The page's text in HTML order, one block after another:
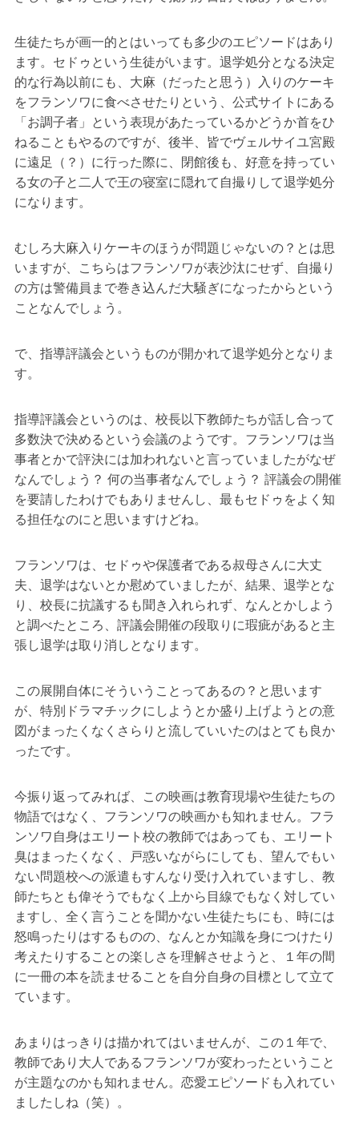
生徒たちが画一的とはいっても多少のエピソードはあり
ます。セドゥという生徒がいます。退学処分となる決定
的な行為以前にも、大麻（だったと思う）入りのケーキ
をフランソワに食べさせたりという、公式サイトにある
「お調子者」という表現があたっているかどうか首をひ
ねることもやるのですが、後半、皆でヴェルサイユ宮殿
に遠足（？）に行った際に、閉館後も、好意を持ってい
る女の子と二人で王の寝室に隠れて自撮りして退学処分
になります。
むしろ大麻入りケーキのほうが問題じゃないの？とは思
いますが、こちらはフランソワが表沙汰にせず、自撮り
の方は警備員まで巻き込んだ大騒ぎになったからという
ことなんでしょう。
で、指導評議会というものが開かれて退学処分となりま
す。
指導評議会というのは、校長以下教師たちが話し合って
多数決で決めるという会議のようです。フランソワは当
事者とかで評決には加われないと言っていましたがなぜ
なんでしょう？ 何の当事者なんでしょう？ 評議会の開催
を要請したわけでもありませんし、最もセドゥをよく知
る担任なのにと思いますけどね。
フランソワは、セドゥや保護者である叔母さんに大丈
夫、退学はないとか慰めていましたが、結果、退学とな
り、校長に抗議するも聞き入れられず、なんとかしよう
と調べたところ、評議会開催の段取りに瑕疵があると主
張し退学は取り消しとなります。
この展開自体にそういうことってあるの？と思います
が、特別ドラマチックにしようとか盛り上げようとの意
図がまったくなくさらりと流していいたのはとても良か
ったです。
今振り返ってみれば、この映画は教育現場や生徒たちの
物語ではなく、フランソワの映画かも知れません。フラ
ンソワ自身はエリート校の教師ではあっても、エリート
臭はまったくなく、戸惑いながらにしても、望んでもい
ない問題校への派遣もすんなり受け入れていますし、教
師たちとも偉そうでもなく上から目線でもなく対してい
ますし、全く言うことを聞かない生徒たちにも、時には
怒鳴ったりはするものの、なんとか知識を身につけたり
考えたりすることの楽しさを理解させようと、１年の間
に一冊の本を読ませることを自分自身の目標として立て
ています。
あまりはっきりは描かれてはいませんが、この１年で、
教師であり大人であるフランソワが変わったということ
が主題なのかも知れません。恋愛エピソードも入れてい
ましたしね（笑）。